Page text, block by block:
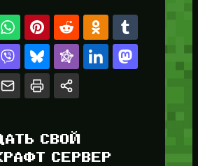
СВОЙ
СЕРВЕР